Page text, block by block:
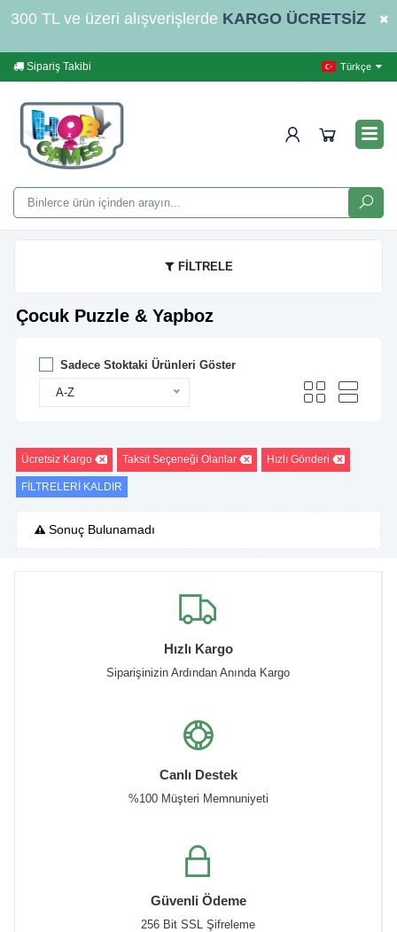
300 TL ve üzeri alışverişlerde KARGO ÜCRETSİZ
Sipariş Takibi Türkçe
FİLTRELE
Çocuk Puzzle & Yapboz
Sadece Stoktaki Ürünleri Göster
A-Z
Ücretsiz Kargo Taksit Seçeneği Olanlar Hızlı Gönderi
FİLTRELERİ KALDIR
Sonuç Bulunamadı
Hızlı Kargo
Siparişinizin Ardından Anında Kargo
Canlı Destek
%100 Müşteri Memnuniyeti
Güvenli Ödeme
256 Bit SSL Şifreleme